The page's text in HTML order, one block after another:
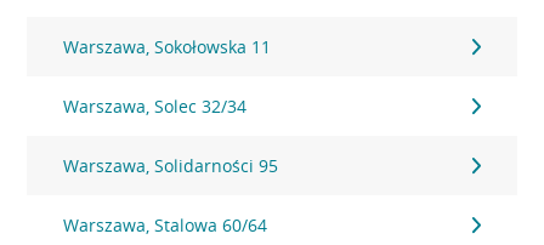
Warszawa, Sokołowska 11
Warszawa, Solec 32/34
Warszawa, Solidarności 95
Warszawa, Stalowa 60/64